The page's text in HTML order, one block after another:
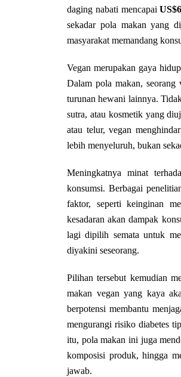
daging nabati mencapai
sekadar pola makan yang
masyarakat memandang
Vegan merupakan gaya
Dalam pola makan, seorang
turunan hewani lainnya.
sutra, atau kosmetik yang
atau telur, vegan
lebih menyeluruh, bukan
Meningkatnya minat
konsumsi. Berbagai
faktor, seperti keinginan
kesadaran akan dampak
lagi dipilih semata untuk
diyakini seseorang.
Pilihan tersebut kemudian
makan vegan yang kaya
berpotensi membantu
mengurangi risiko diabetes
itu, pola makan ini juga
komposisi produk, hingga
jawab.